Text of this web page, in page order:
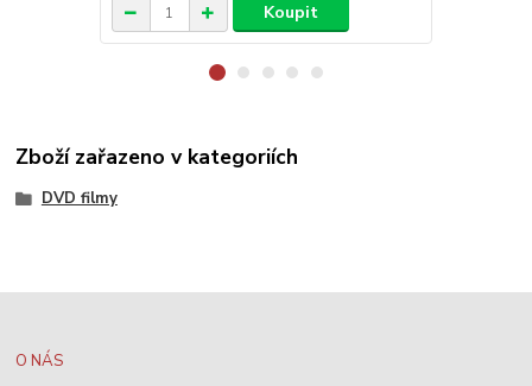
Koupit
Zboží zařazeno v kategoriích
DVD filmy
O NÁS